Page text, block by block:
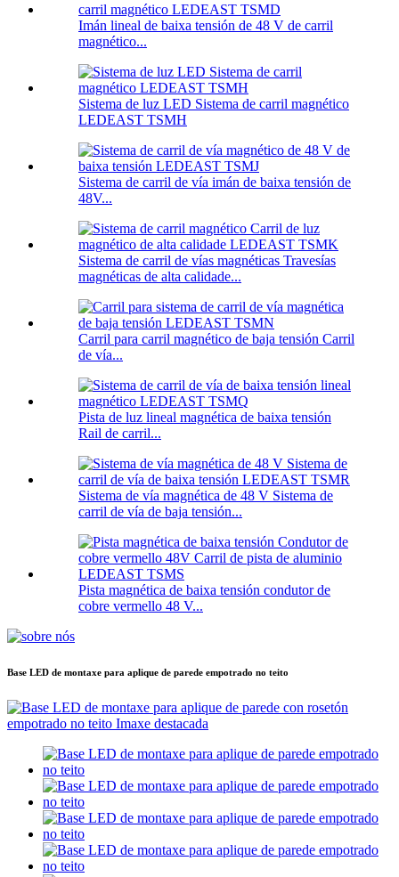
Imán lineal de baixa tensión de 48 V de carril
magnético...
Sistema de luz LED Sistema de carril magnético
LEDEAST TSMH
Sistema de carril de vía imán de baixa tensión de
48V...
Sistema de carril de vías magnéticas Travesías
magnéticas de alta calidade...
Carril para carril magnético de baja tensión Carril
de vía...
Pista de luz lineal magnética de baixa tensión
Rail de carril...
Sistema de vía magnética de 48 V Sistema de
carril de vía de baja tensión...
Pista magnética de baixa tensión condutor de
cobre vermello 48 V...
Base LED de montaxe para aplique de parede empotrado no teito